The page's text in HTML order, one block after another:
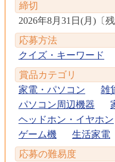
締切
2026年8月31日(月) 〔
応募方法
クイズ・キーワード
賞品カテゴリ
家電・パソコン
雑
パソコン周辺機器
ヘッドホン・イヤホン
ゲーム機
生活家電
応募の難易度